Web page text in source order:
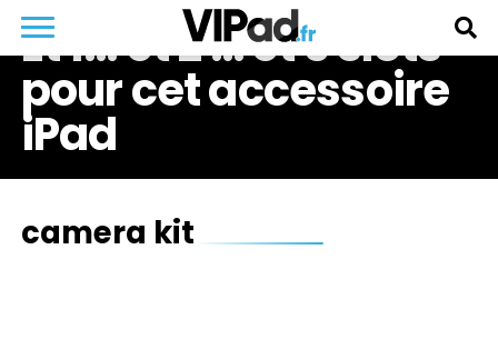
Et 1… et 2 … et 3 slots
pour cet accessoire
iPad
camera kit